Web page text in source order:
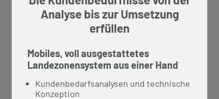
Analyse bis zur Umsetzung
erfüllen
Mobiles, voll ausgestattetes
Landezonensystem aus einer Hand
Kundenbedarfsanalysen und technische
Konzeption